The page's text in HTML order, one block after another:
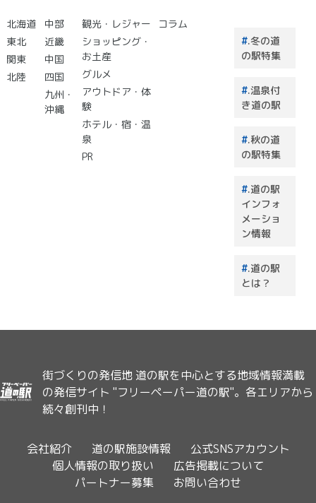
道の駅
２０
選 道
の駅で
買うも
のはこ
れで決
まり！
北海道
東北
関東
北陸
中部
近畿
中国
四国
九州・
沖縄
観光・レジャー
ショッピング・
お土産
グルメ
アウトドア・体
験
ホテル・宿・温
泉
PR
コラム
.冬の道
の駅特集
.温泉付
き道の駅
.秋の道
の駅特集
.道の駅
インフォ
メーショ
ン情報
.道の駅
とは？
街づくりの発信地 道の駅を中心とする地域情報満載
の発信サイト "フリーペーパー道の駅"。各エリアから
続々創刊中！
会社紹介 道の駅施設情報
公式SNSアカウント
個人情報の取り扱い
広告掲載について
パートナー募集
お問い合わせ